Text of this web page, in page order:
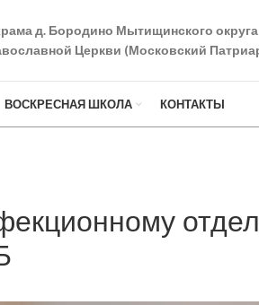
д. Бородино Мытищинского
Церкви (Московский
ВОСКРЕСНАЯ ШКОЛА КОНТАКТЫ